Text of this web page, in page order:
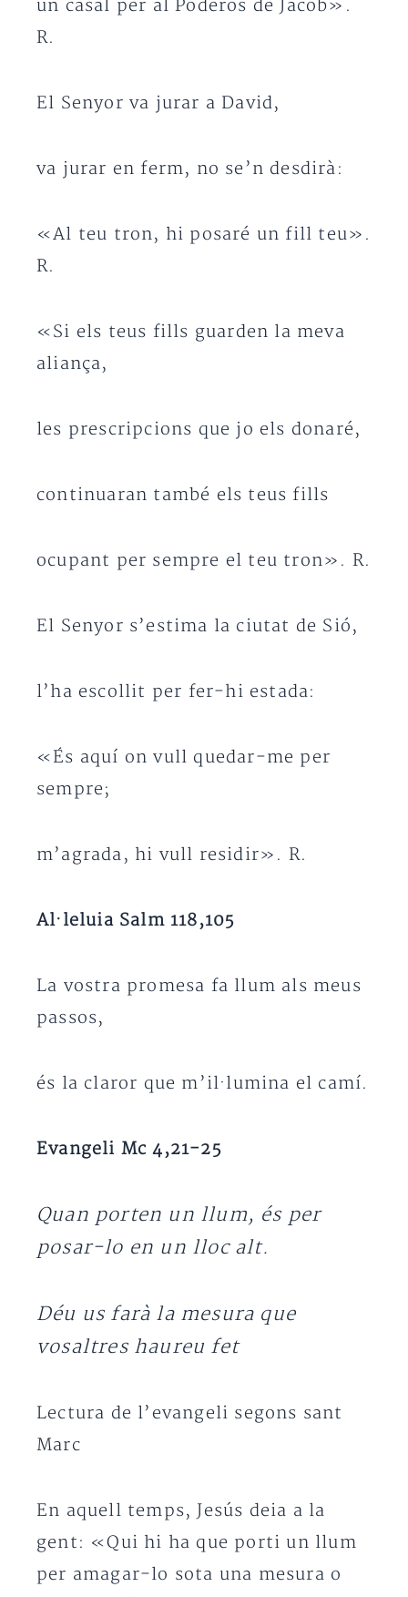
un casal per al Poderós de Jacob».
R.
El Senyor va jurar a David,
va jurar en ferm, no se’n desdirà:
«Al teu tron, hi posaré un fill teu».
R.
«Si els teus fills guarden la meva
aliança,
les prescripcions que jo els donaré,
continuaran també els teus fills
ocupant per sempre el teu tron». R.
El Senyor s’estima la ciutat de Sió,
l’ha escollit per fer-hi estada:
«És aquí on vull quedar-me per
sempre;
m’agrada, hi vull residir». R.
Al·leluia Salm 118,105
La vostra promesa fa llum als meus
passos,
és la claror que m’il·lumina el camí.
Evangeli Mc 4,21-25
Quan porten un llum, és per
posar-lo en un lloc alt.
Déu us farà la mesura que
vosaltres haureu fet
Lectura de l’evangeli segons sant
Marc
En aquell temps, Jesús deia a la
gent: «Qui hi ha que porti un llum
per amagar-lo sota una mesura o